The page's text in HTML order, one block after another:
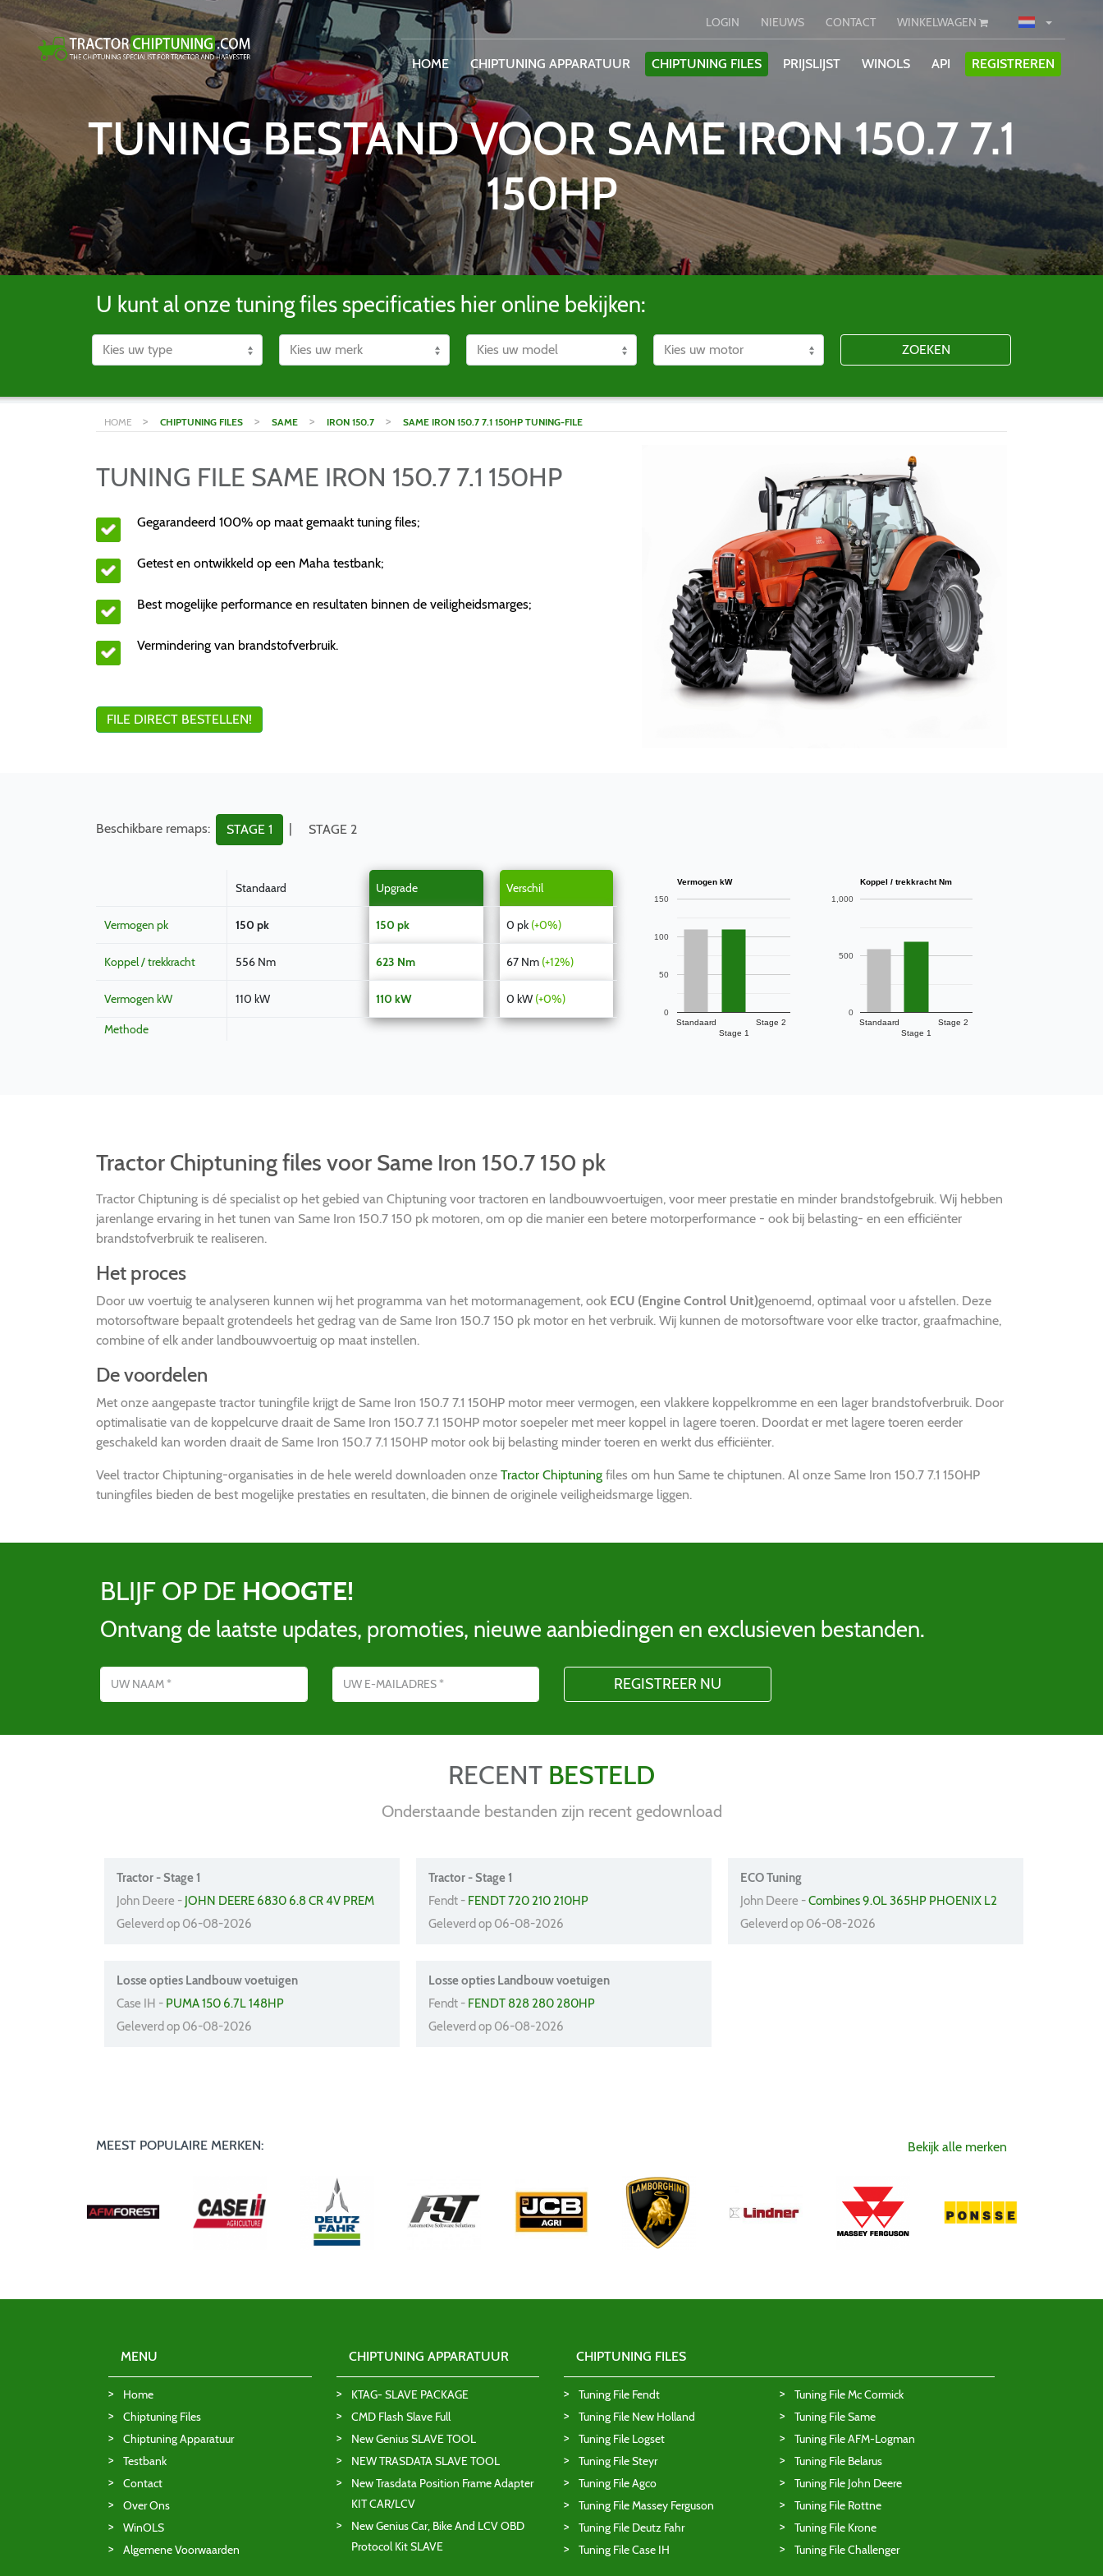
LOGIN NIEUWS CONTACT WINKELWAGEN
HOME CHIPTUNING APPARATUUR CHIPTUNING FILES PRIJSLIJST WINOLS API REGISTREREN
TUNING BESTAND VOOR SAME IRON 150.7 7.1
150HP
U kunt al onze tuning files specificaties hier online bekijken:
ZOEKEN
HOME > CHIPTUNING FILES > SAME > IRON 150.7 > SAME IRON 150.7 7.1 150HP TUNING-FILE
TUNING FILE SAME IRON 150.7 7.1 150HP
Gegarandeerd 100% op maat gemaakt tuning files;
Getest en ontwikkeld op een Maha testbank;
Best mogelijke performance en resultaten binnen de veiligheidsmarges;
Vermindering van brandstofverbruik.
FILE DIRECT BESTELLEN!
Beschikbare remaps: STAGE 1 STAGE 2
Standaard Upgrade Verschil
Vermogen pk 150 pk 150 pk 0 pk (+0%)
Koppel / trekkracht 556 Nm 623 Nm 67 Nm (+12%)
Vermogen kW 110 kW 110 kW 0 kW (+0%)
Methode
Vermogen kW
Standaard
Stage 1
Stage 2
0
50
100
150
Koppel / trekkracht Nm
Standaard
Stage 1
Stage 2
0
500
1,000
Tractor Chiptuning files voor Same Iron 150.7 150 pk
Tractor Chiptuning is dé specialist op het gebied van Chiptuning voor tractoren en landbouwvoertuigen, voor meer prestatie en minder brandstofgebruik. Wij hebben
jarenlange ervaring in het tunen van Same Iron 150.7 150 pk motoren, om op die manier een betere motorperformance - ook bij belasting- en een efficiënter
brandstofverbruik te realiseren.
Het proces
Door uw voertuig te analyseren kunnen wij het programma van het motormanagement, ook ECU (Engine Control Unit)genoemd, optimaal voor u afstellen. Deze
motorsoftware bepaalt grotendeels het gedrag van de Same Iron 150.7 150 pk motor en het verbruik. Wij kunnen de motorsoftware voor elke tractor, graafmachine,
combine of elk ander landbouwvoertuig op maat instellen.
De voordelen
Met onze aangepaste tractor tuningfile krijgt de Same Iron 150.7 7.1 150HP motor meer vermogen, een vlakkere koppelkromme en een lager brandstofverbruik. Door
optimalisatie van de koppelcurve draait de Same Iron 150.7 7.1 150HP motor soepeler met meer koppel in lagere toeren. Doordat er met lagere toeren eerder
geschakeld kan worden draait de Same Iron 150.7 7.1 150HP motor ook bij belasting minder toeren en werkt dus efficiënter.
Veel tractor Chiptuning-organisaties in de hele wereld downloaden onze Tractor Chiptuning files om hun Same te chiptunen. Al onze Same Iron 150.7 7.1 150HP
tuningfiles bieden de best mogelijke prestaties en resultaten, die binnen de originele veiligheidsmarge liggen.
BLIJF OP DE HOOGTE!
Ontvang de laatste updates, promoties, nieuwe aanbiedingen en exclusieven bestanden.
RECENT BESTELD
Onderstaande bestanden zijn recent gedownload
Tractor - Stage 1
John Deere - JOHN DEERE 6830 6.8 CR 4V PREM
Geleverd op 06-08-2026
Tractor - Stage 1
Fendt - FENDT 720 210 210HP
Geleverd op 06-08-2026
ECO Tuning
John Deere -Combines 9.0L 365HP PHOENIX L2
Geleverd op 06-08-2026
Losse opties Landbouw voetuigen
Case IH - PUMA 150 6.7L 148HP
Geleverd op 06-08-2026
Losse opties Landbouw voetuigen
Fendt - FENDT 828 280 280HP
Geleverd op 06-08-2026
MEEST POPULAIRE MERKEN: Bekijk alle merken
MENU
Home
Chiptuning Files
Chiptuning Apparatuur
Testbank
Contact
Over Ons
WinOLS
Algemene Voorwaarden
CHIPTUNING APPARATUUR
KTAG- SLAVE PACKAGE
CMD Flash Slave Full
New Genius SLAVE TOOL
NEW TRASDATA SLAVE TOOL
New Trasdata Position Frame Adapter
KIT CAR/LCV
New Genius Car, Bike And LCV OBD
Protocol Kit SLAVE
CHIPTUNING FILES
Tuning File Fendt
Tuning File New Holland
Tuning File Logset
Tuning File Steyr
Tuning File Agco
Tuning File Massey Ferguson
Tuning File Deutz Fahr
Tuning File Case IH
Tuning File Mc Cormick
Tuning File Same
Tuning File AFM-Logman
Tuning File Belarus
Tuning File John Deere
Tuning File Rottne
Tuning File Krone
Tuning File Challenger